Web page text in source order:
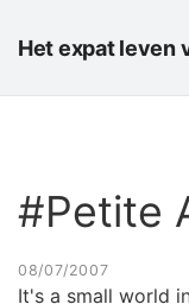
Het expat leven
#Petite
08/07/2007
It's a small world